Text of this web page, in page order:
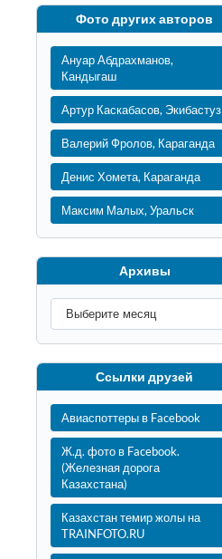
Фото других авторов
Ануар Абдрахманов,
Кандыгаш
Артур Каскабасов, Экибастуз
Валерий Фролов, Караганда
Денис Хомета, Караганда
Максим Малых, Уральск
Архивы
Ссылки друзей
Авиаспоттеры в Facebook
Ж.д. фото в Facebook.
(Железная дорога
Казахстана)
Казахстан темир жолы на
TRAINFOTO.RU